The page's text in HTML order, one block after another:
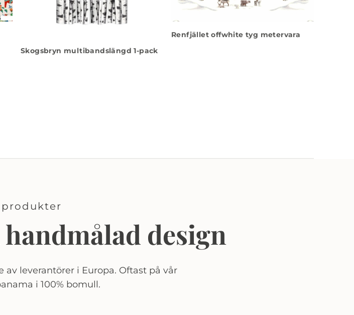
Skogsbryn multibandslängd 1-pack
Renfjället offwhite tyg metervara
produkter
design
leverantörer i Europa. Oftast på vår
i 100% bomull.